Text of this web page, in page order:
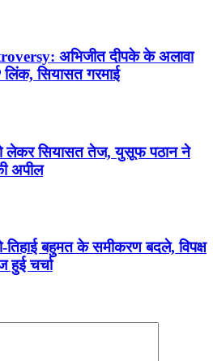
अभिजीत दीपके के अलावा
लिंक, सियासत गरमाई
लेकर सियासत तेज, युसूफ पठान ने
अपील
बहुमत के समीकरण बदले, विपक्ष
चर्चा